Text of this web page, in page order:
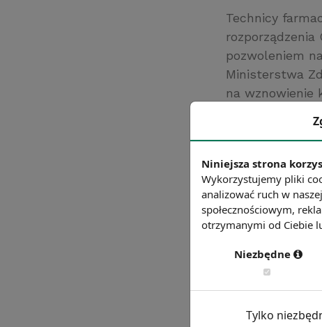
Technicy
pozwoleniem
Ministerstwa
na wznowienie
prawa i
Chcesz wiedzieć
Niniejsza strona
Wykorzystujemy pliki
analizować ruch w
społecznościowym,
otrzymanymi od Ciebie
Niezbędne
Tylko